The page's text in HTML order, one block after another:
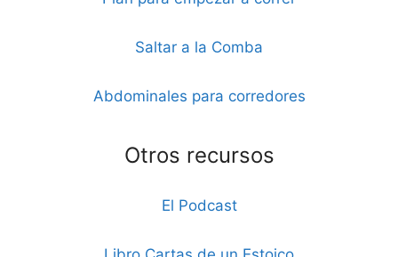
Saltar a la Comba
Abdominales para corredores
Otros recursos
El Podcast